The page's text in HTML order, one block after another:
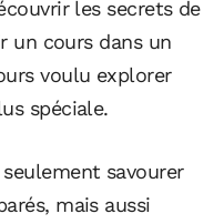
les secrets de
un cours dans un
voulu explorer
spéciale.
savourer
mais aussi